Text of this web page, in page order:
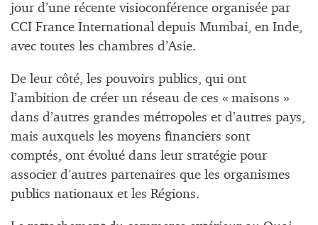
jour d’une récente visioconférence organisée par
CCI France International depuis Mumbai, en Inde,
avec toutes les chambres d’Asie.
De leur côté, les pouvoirs publics, qui ont
l’ambition de créer un réseau de ces « maisons »
dans d’autres grandes métropoles et d’autres pays,
mais auxquels les moyens financiers sont
comptés, ont évolué dans leur stratégie pour
associer d’autres partenaires que les organismes
publics nationaux et les Régions.